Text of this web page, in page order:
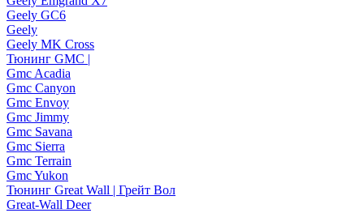
Geely GC6
Geely
Geely MK Cross
Тюнинг GMC |
Gmc Acadia
Gmc Canyon
Gmc Envoy
Gmc Jimmy
Gmc Savana
Gmc Sierra
Gmc Terrain
Gmc Yukon
Тюнинг Great Wall | Грейт Вол
Great-Wall Deer